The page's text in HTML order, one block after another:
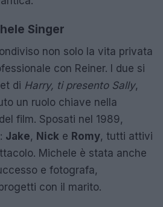
Singer
non solo la vita privata
con Reiner. I due si
di Harry, ti presento Sally,
un ruolo chiave nella
film. Sposati nel 1989,
Jake, Nick e Romy, tutti attivi
Michele è stata anche
e fotografa,
con il marito.